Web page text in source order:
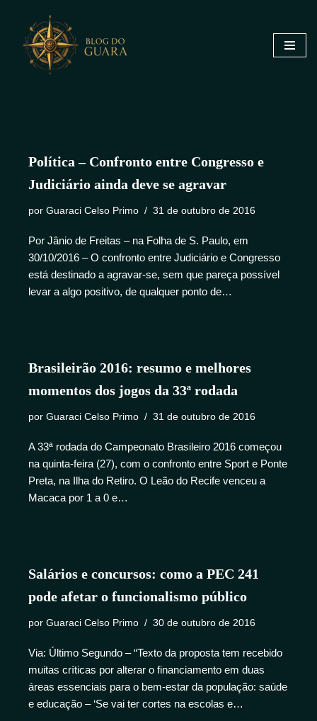
Pular
para
Política – Confronto entre Congresso e
Judiciário ainda deve se agravar
por Guaraci Celso Primo 31 de outubro de 2016
Por Jânio de Freitas – na Folha de S. Paulo, em
30/10/2016 – O confronto entre Judiciário e Congresso
está destinado a agravar-se, sem que pareça possível
levar a algo positivo, de qualquer ponto de…
Brasileirão 2016: resumo e melhores
momentos dos jogos da 33ª rodada
por Guaraci Celso Primo 31 de outubro de 2016
A 33ª rodada do Campeonato Brasileiro 2016 começou
na quinta-feira (27), com o confronto entre Sport e Ponte
Preta, na Ilha do Retiro. O Leão do Recife venceu a
Macaca por 1 a 0 e…
Salários e concursos: como a PEC 241
pode afetar o funcionalismo público
por Guaraci Celso Primo 30 de outubro de 2016
Via: Último Segundo – “Texto da proposta tem recebido
muitas críticas por alterar o financiamento em duas
áreas essenciais para o bem-estar da população: saúde
e educação – ‘Se vai ter cortes na escolas e…